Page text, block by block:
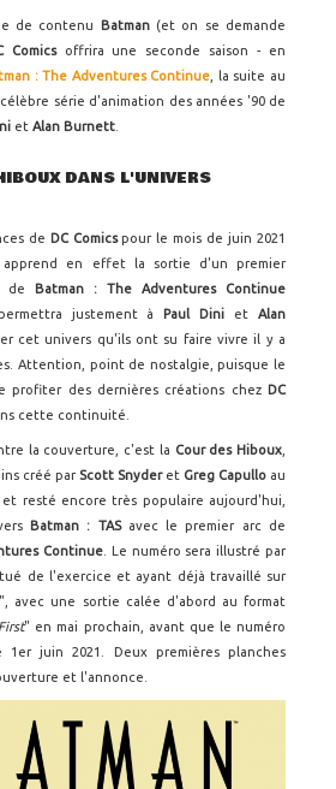
de contenu Batman (et on se demande
Comics offrira une seconde saison - en
: The Adventures Continue , la suite au
série d'animation des années '90 de
et Alan Burnett
DANS L'UNIVERS
de DC Comicspour le mois de juin 2021
en effet la sortie d'un premier
de
Batman : The Adventures Continue
justement à Paul Dini etAlan
cet univers qu'ils ont su faire vivre il y a
Attention, point de nostalgie, puisque le
profiter des dernières créations chez DC
cette continuité.
la couverture, c'est la Cour des Hiboux
créé par Scott Snyder et Greg Capullo au
, et resté encore très populaire aujourd'hui,
Batman : TAS avec le premier arc de
Continue . Le numéro sera illustré par
de l'exercice et ayant déjà travaillé sur
avec une sortie calée d'abord au format
" en mai prochain, avant que le numéro
juin 2021. Deux premières planches
et l'annonce.